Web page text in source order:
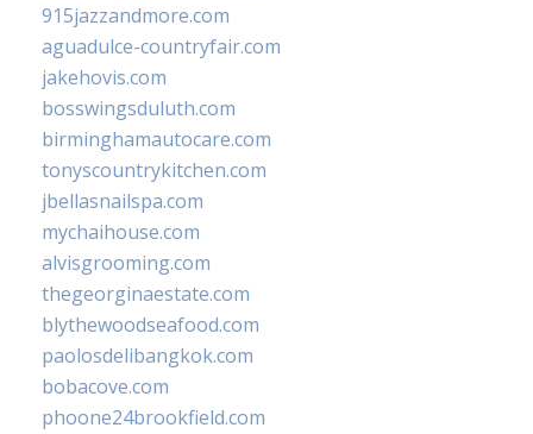
915jazzandmore.com
aguadulce-countryfair.com
jakehovis.com
bosswingsduluth.com
birminghamautocare.com
tonyscountrykitchen.com
jbellasnailspa.com
mychaihouse.com
alvisgrooming.com
thegeorginaestate.com
blythewoodseafood.com
paolosdelibangkok.com
bobacove.com
phoone24brookfield.com